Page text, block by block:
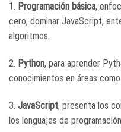
1. Programación básica,
cero, dominar JavaScript,
algoritmos.
2. Python, para aprender
conocimientos en áreas
3. JavaScript, presenta los
los lenguajes de